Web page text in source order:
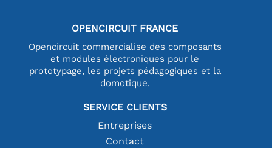
OPENCIRCUIT FRANCE
Opencircuit commercialise des composants
et modules électroniques pour le
prototypage, les projets pédagogiques et la
domotique.
SERVICE CLIENTS
Entreprises
Contact